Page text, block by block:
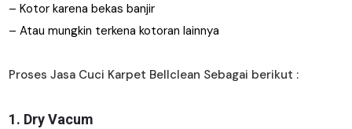
– Kotor karena bekas banjir
– Atau mungkin terkena kotoran lainnya
Proses Jasa Cuci Karpet Bellclean Sebagai berikut :
1. Dry Vacum